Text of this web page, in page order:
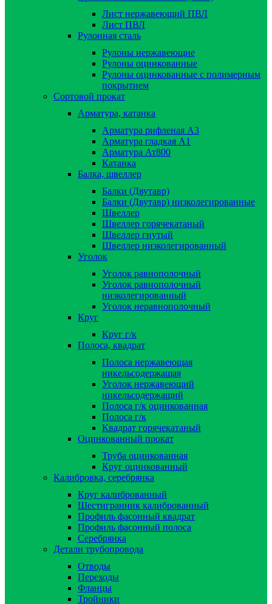
Лист нержавеющий ПВЛ
Лист ПВЛ
Рулонная сталь
Рулоны нержавеющие
Рулоны оцинкованные
Рулоны оцинкованные с полимерным
покрытием
Сортовой прокат
Арматура, катанка
Арматура рифленая А3
Арматура гладкая А1
Арматура Ат800
Катанка
Балка, швеллер
Балки (Двутавр)
Балки (Двутавр) низколегированные
Швеллер
Швеллер горячекатаный
Швеллер гнутый
Швеллер низколегированный
Уголок
Уголок равнополочный
Уголок равнополочный
низколегированный
Уголок неравнополочный
Круг
Круг г/к
Полоса, квадрат
Полоса нержавеющая
никельсодержащая
Уголок нержавеющий
никельсодержащий
Полоса г/к оцинкованная
Полоса г/к
Квадрат горячекатаный
Оцинкованный прокат
Труба оцинкованная
Круг оцинкованный
Калибровка, серебрянка
Круг калиброванный
Шестигранник калиброванный
Профиль фасонный квадрат
Профиль фасонный полоса
Серебрянка
Детали трубопровода
Отводы
Переходы
Фланцы
Тройники